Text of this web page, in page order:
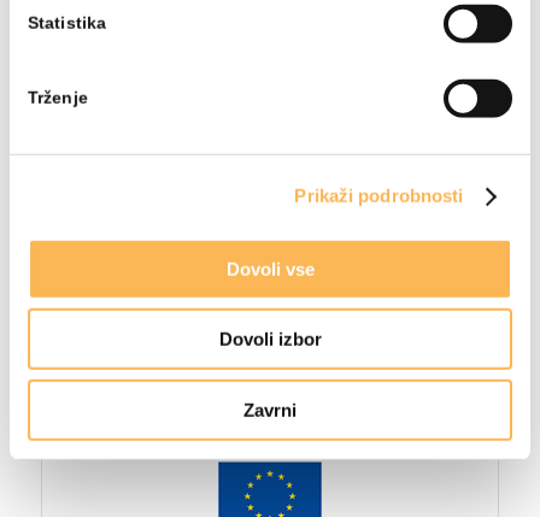
Statistika
Trženje
Prikaži podrobnosti
Dovoli vse
Dovoli izbor
Zavrni